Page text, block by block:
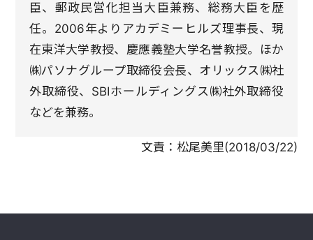
臣、郵政民営化担当大臣兼務、総務大臣を歴
任。2006年よりアカデミーヒルズ理事長、現
在東洋大学教授、慶應義塾大学名誉教授。ほか
㈱パソナグループ取締役会長、オリックス㈱社
外取締役、SBIホールディングス㈱社外取締役
などを兼務。
文責： 松尾美里(2018/03/22)